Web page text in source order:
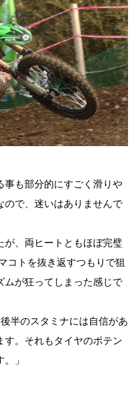
も部分的にすごく滑りや
ので、迷いはありませんで
が、両ヒートともほぼ完璧
コトを抜き返すつもりで狙
ムが狂ってしまった感じで
半のスタミナには自信があ
す。それもタイヤのポテン
」